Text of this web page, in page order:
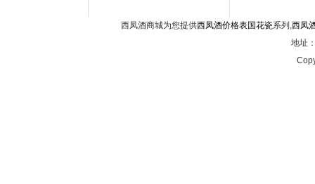
西凤酒商城为您提供西凤酒价格表国花瓷系列,西凤
地址